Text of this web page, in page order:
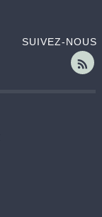
SUIVEZ-NOUS